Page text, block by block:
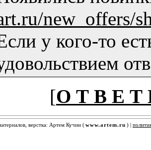
new_offers/
у кого-то
[О Т В Е Т
верстка: Артем Кучин (www.artem.ru ) |